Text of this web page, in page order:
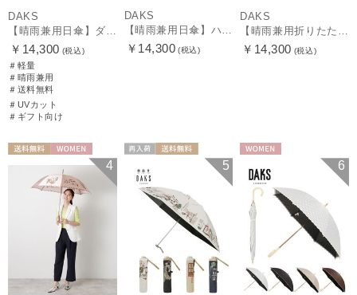
DAKS
【晴雨兼用日傘】ダックス（DAKS）街並み 遮光99.99％ UV99％ 軽量
￥14,300 (税込)
＃軽量
＃晴雨兼用
＃送料無料
＃UVカット
＃ギフト向け
DAKS
【晴雨兼用日傘】ハウスチェック×オーガンジーレース 遮光率99.99％以上 UV99%以上 軽量 日本製
￥14,300 (税込)
DAKS
【晴雨兼用折りたたみ日傘】ロゴジャガード×刺繍 遮光率99.99％以上 UV99%以上 軽量 日本製
￥14,300 (税込)
4
ギフト向け
5 6